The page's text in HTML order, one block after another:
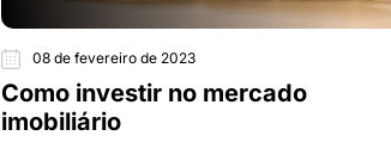
08 de fevereiro de 2023
Como investir no mercado
imobiliário